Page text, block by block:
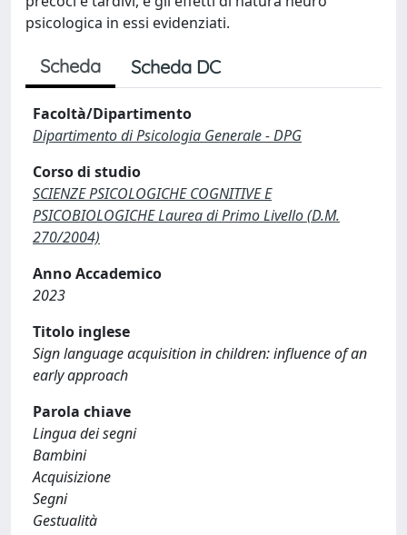
psicologica in essi evidenziati.
Scheda Scheda DC
Facoltà/Dipartimento
Dipartimento di Psicologia Generale - DPG
Corso di studio
SCIENZE PSICOLOGICHE COGNITIVE E
PSICOBIOLOGICHE Laurea di Primo Livello (D.M.
270/2004)
Anno Accademico
2023
Titolo inglese
Sign language acquisition in children: influence of an
early approach
Parola chiave
Lingua dei segni
Bambini
Acquisizione
Segni
Gestualità